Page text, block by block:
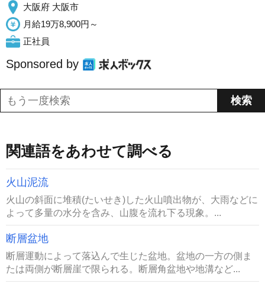
大阪府 大阪市
月給19万8,900円～
正社員
Sponsored by
関連語をあわせて調べる
火山泥流
火山の斜面に堆積(たいせき)した火山噴出物が、大雨などに
よって多量の水分を含み、山腹を流れ下る現象。...
断層盆地
断層運動によって落込んで生じた盆地。盆地の一方の側ま
たは両側が断層崖で限られる。断層角盆地や地溝など...